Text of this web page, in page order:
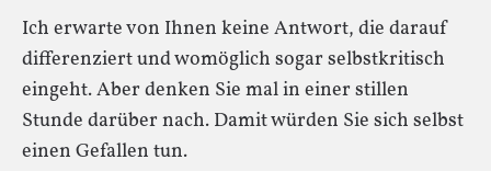
Ich erwarte von Ihnen keine Antwort, die darauf
differenziert und womöglich sogar selbstkritisch
eingeht. Aber denken Sie mal in einer stillen
Stunde darüber nach. Damit würden Sie sich selbst
einen Gefallen tun.